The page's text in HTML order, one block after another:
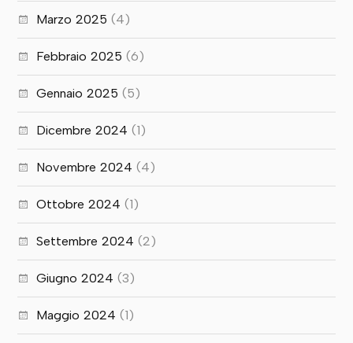
Marzo 2025 (4)
Febbraio 2025 (6)
Gennaio 2025 (5)
Dicembre 2024 (1)
Novembre 2024 (4)
Ottobre 2024 (1)
Settembre 2024 (2)
Giugno 2024 (3)
Maggio 2024 (1)